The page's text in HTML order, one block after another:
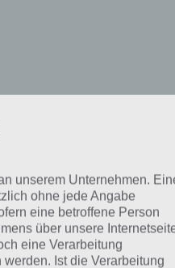
suchen
die
Nach
unserem Unternehmen.
ohne jede Angabe
eine betroffene Person
über unsere
eine Verarbeitung
Ist die Verarbeitung